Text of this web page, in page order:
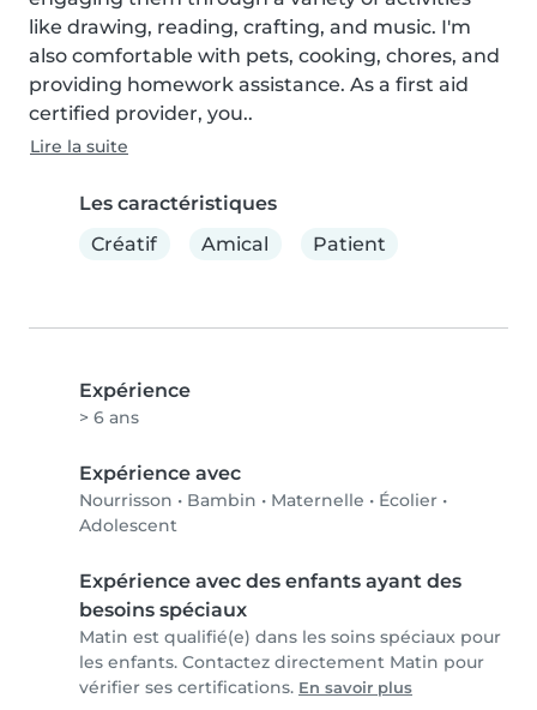
like drawing, reading, crafting, and music. I'm
also comfortable with pets, cooking, chores, and
providing homework assistance. As a first aid
certified provider, you..
Lire la suite
Les caractéristiques
Créatif
Amical Patient
Expérience
> 6 ans
Expérience avec
Nourrisson • Bambin • Maternelle • Écolier •
Adolescent
Expérience avec des enfants ayant des
besoins spéciaux
Matin est qualifié(e) dans les soins spéciaux pour
les enfants. Contactez directement Matin pour
vérifier ses certifications. En savoir plus